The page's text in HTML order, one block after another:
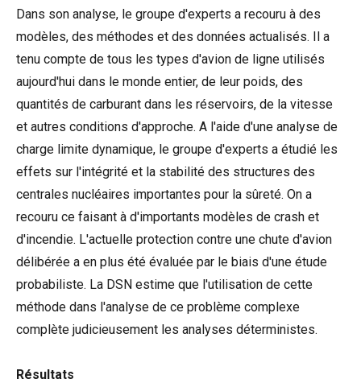
Dans son analyse, le groupe d'experts a recouru à des
modèles, des méthodes et des données actualisés. Il a
tenu compte de tous les types d'avion de ligne utilisés
aujourd'hui dans le monde entier, de leur poids, des
quantités de carburant dans les réservoirs, de la vitesse
et autres conditions d'approche. A l'aide d'une analyse de
charge limite dynamique, le groupe d'experts a étudié les
effets sur l'intégrité et la stabilité des structures des
centrales nucléaires importantes pour la sûreté. On a
recouru ce faisant à d'importants modèles de crash et
d'incendie. L'actuelle protection contre une chute d'avion
délibérée a en plus été évaluée par le biais d'une étude
probabiliste. La DSN estime que l'utilisation de cette
méthode dans l'analyse de ce problème complexe
complète judicieusement les analyses déterministes.
Résultats